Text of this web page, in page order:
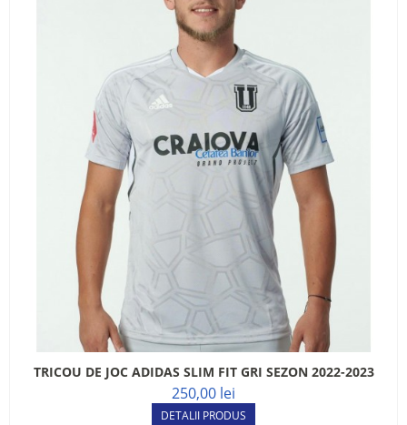
TRICOU DE JOC ADIDAS SLIM FIT GRI SEZON 2022-2023
250,00 lei
DETALII PRODUS